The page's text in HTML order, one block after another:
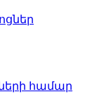
համար